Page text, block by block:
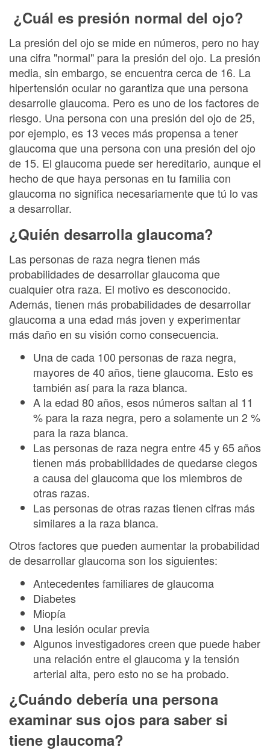
¿Cuál es presión normal del ojo?
La presión del ojo se mide en números, pero no hay
una cifra "normal" para la presión del ojo. La presión
media, sin embargo, se encuentra cerca de 16. La
hipertensión ocular no garantiza que una persona
desarrolle glaucoma. Pero es uno de los factores de
riesgo. Una persona con una presión del ojo de 25,
por ejemplo, es 13 veces más propensa a tener
glaucoma que una persona con una presión del ojo
de 15. El glaucoma puede ser hereditario, aunque el
hecho de que haya personas en tu familia con
glaucoma no significa necesariamente que tú lo vas
a desarrollar.
¿Quién desarrolla glaucoma?
Las personas de raza negra tienen más
probabilidades de desarrollar glaucoma que
cualquier otra raza. El motivo es desconocido.
Además, tienen más probabilidades de desarrollar
glaucoma a una edad más joven y experimentar
más daño en su visión como consecuencia.
Una de cada 100 personas de raza negra,
mayores de 40 años, tiene glaucoma. Esto es
también así para la raza blanca.
A la edad 80 años, esos números saltan al 11
% para la raza negra, pero a solamente un 2 %
para la raza blanca.
Las personas de raza negra entre 45 y 65 años
tienen más probabilidades de quedarse ciegos
a causa del glaucoma que los miembros de
otras razas.
Las personas de otras razas tienen cifras más
similares a la raza blanca.
Otros factores que pueden aumentar la probabilidad
de desarrollar glaucoma son los siguientes:
Antecedentes familiares de glaucoma
Diabetes
Miopía
Una lesión ocular previa
Algunos investigadores creen que puede haber
una relación entre el glaucoma y la tensión
arterial alta, pero esto no se ha probado.
¿Cuándo debería una persona
examinar sus ojos para saber si
tiene glaucoma?